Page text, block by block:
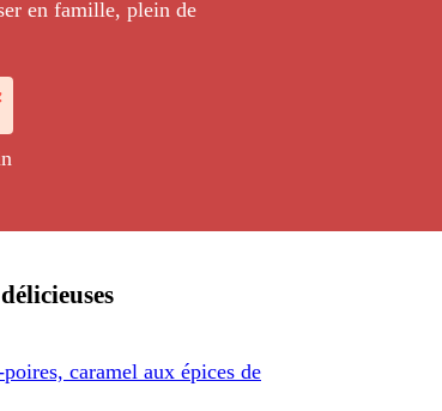
en famille, plein de
caramel aux épices de